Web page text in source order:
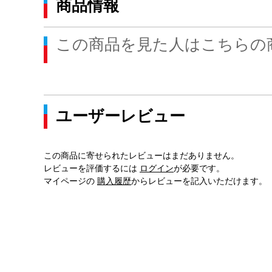
商品情報
この商品を見た人はこちら
ユーザーレビュー
この商品に寄せられたレビューはまだありません。
レビューを評価するには ログインが必要です。
マイページの 購入履歴からレビューを記入いただけます。